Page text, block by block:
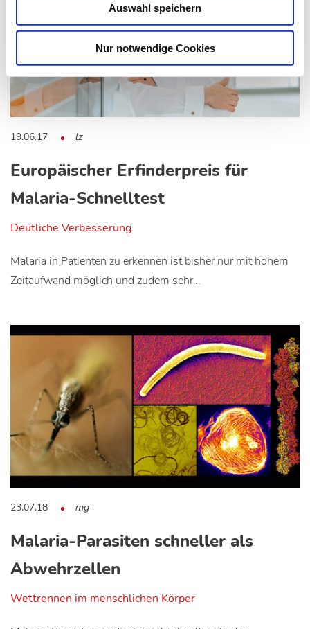
Auswahl speichern
Nur notwendige Cookies
19.06.17 lz
Europäischer Erfinderpreis für
Malaria-Schnelltest
Deutliche Verbesserung
Malaria in Patienten zu erkennen ist bisher nur mit hohem
Zeitaufwand möglich und zudem sehr…
23.07.18 mg
Malaria-Parasiten schneller als
Abwehrzellen
Wettrennen im menschlichen Körper